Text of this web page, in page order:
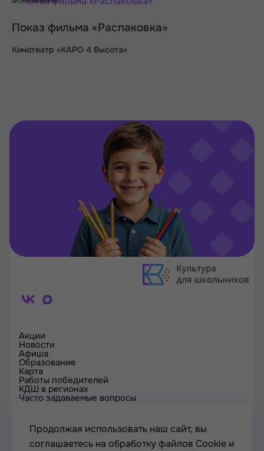
Показ фильма «Распаковка»
Кинотеатр «КАРО 4 Высота»
Акции
Новости
Афиша
Образование
Карта
Работы победителей
КДШ в регионах
Часто задаваемые вопросы
Проверка сертификата
Контакты
Продолжая использовать наш сайт, вы
соглашаетесь на обработку файлов Cookie и